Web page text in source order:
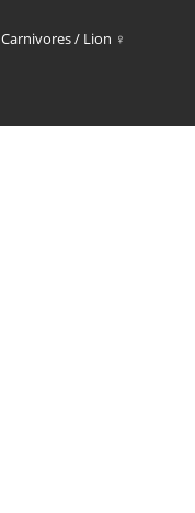
Carnivores/ Lion ♀